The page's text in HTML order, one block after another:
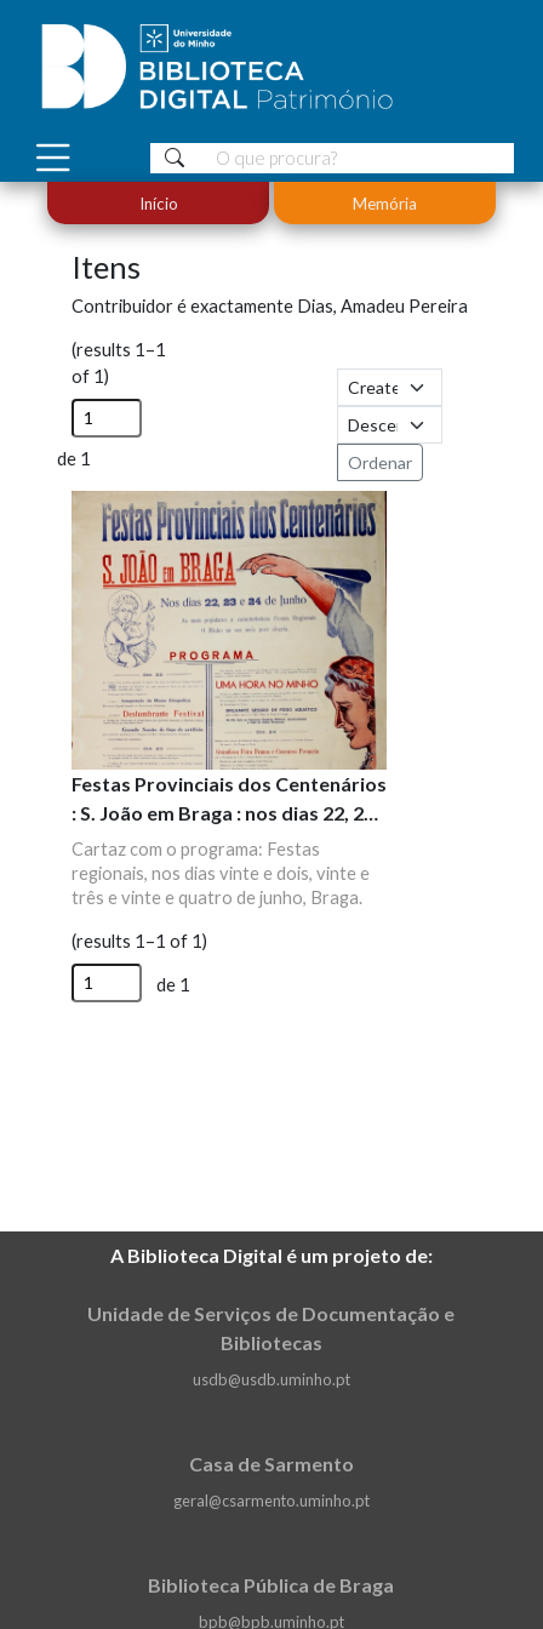
Início Memória
Itens
Contribuidor é exactamente Dias, Amadeu Pereira
(results 1–1
of 1)
de 1 Ordenar
Festas Provinciais dos Centenários
: S. João em Braga : nos dias 22, 23
e 24 de junho
Cartaz com o programa: Festas
regionais, nos dias vinte e dois, vinte e
três e vinte e quatro de junho, Braga.
(results 1–1 of 1)
de 1
A Biblioteca Digital é um projeto de:
Unidade de Serviços de Documentação e
Bibliotecas
usdb@usdb.uminho.pt
Casa de Sarmento
geral@csarmento.uminho.pt
Biblioteca Pública de Braga
bpb@bpb.uminho.pt